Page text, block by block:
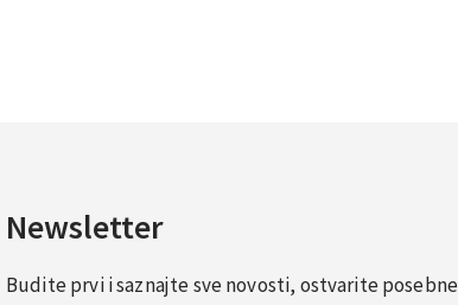
Newsletter
Budite prvi i saznajte sve novosti, ostvarite